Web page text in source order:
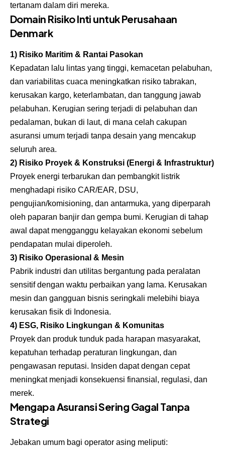
tertanam dalam diri mereka.
Domain Risiko Inti untuk Perusahaan
Denmark
1) Risiko Maritim & Rantai Pasokan
Kepadatan lalu lintas yang tinggi, kemacetan pelabuhan,
dan variabilitas cuaca meningkatkan risiko tabrakan,
kerusakan kargo, keterlambatan, dan tanggung jawab
pelabuhan. Kerugian sering terjadi di pelabuhan dan
pedalaman, bukan di laut, di mana celah cakupan
asuransi umum terjadi tanpa desain yang mencakup
seluruh area.
2) Risiko Proyek & Konstruksi (Energi & Infrastruktur)
Proyek energi terbarukan dan pembangkit listrik
menghadapi risiko CAR/EAR, DSU,
pengujian/komisioning, dan antarmuka, yang diperparah
oleh paparan banjir dan gempa bumi. Kerugian di tahap
awal dapat mengganggu kelayakan ekonomi sebelum
pendapatan mulai diperoleh.
3) Risiko Operasional & Mesin
Pabrik industri dan utilitas bergantung pada peralatan
sensitif dengan waktu perbaikan yang lama. Kerusakan
mesin dan gangguan bisnis seringkali melebihi biaya
kerusakan fisik di Indonesia.
4) ESG, Risiko Lingkungan & Komunitas
Proyek dan produk tunduk pada harapan masyarakat,
kepatuhan terhadap peraturan lingkungan, dan
pengawasan reputasi. Insiden dapat dengan cepat
meningkat menjadi konsekuensi finansial, regulasi, dan
merek.
Mengapa Asuransi Sering Gagal Tanpa
Strategi
Jebakan umum bagi operator asing meliputi: